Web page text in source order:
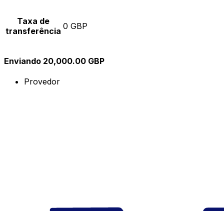
Taxa de
transferência 0 GBP
Enviando 20,000.00 GBP
Provedor